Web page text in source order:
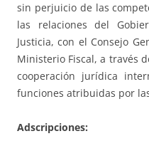
sin perjuicio de las
las relaciones del
Justicia, con el Consejo
Ministerio Fiscal, a través
cooperación jurídica
funciones atribuidas por
Adscripciones: